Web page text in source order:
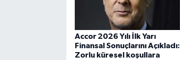
Accor 2026 Yılı İlk Yarı
Finansal Sonuçlarını Açıkladı:
Zorlu küresel koşullara